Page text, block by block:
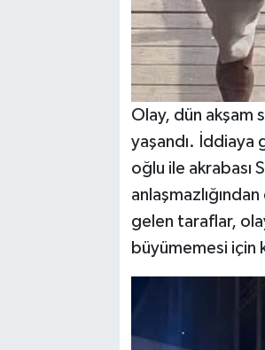
Olay, dün akşam
yaşandı. İddiaya
oğlu ile akrabası
gelen taraflar,
büyümemesi için